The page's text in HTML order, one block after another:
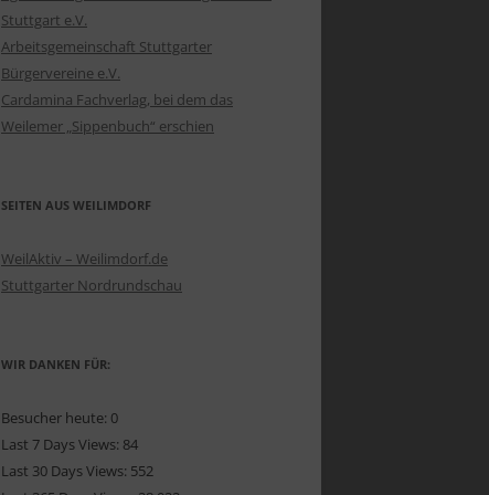
Stuttgart e.V.
Arbeitsgemeinschaft Stuttgarter
Bürgervereine e.V.
Cardamina Fachverlag, bei dem das
Weilemer „Sippenbuch“ erschien
SEITEN AUS WEILIMDORF
WeilAktiv – Weilimdorf.de
Stuttgarter Nordrundschau
WIR DANKEN FÜR:
Besucher heute: 0
Last 7 Days Views: 84
Last 30 Days Views: 552